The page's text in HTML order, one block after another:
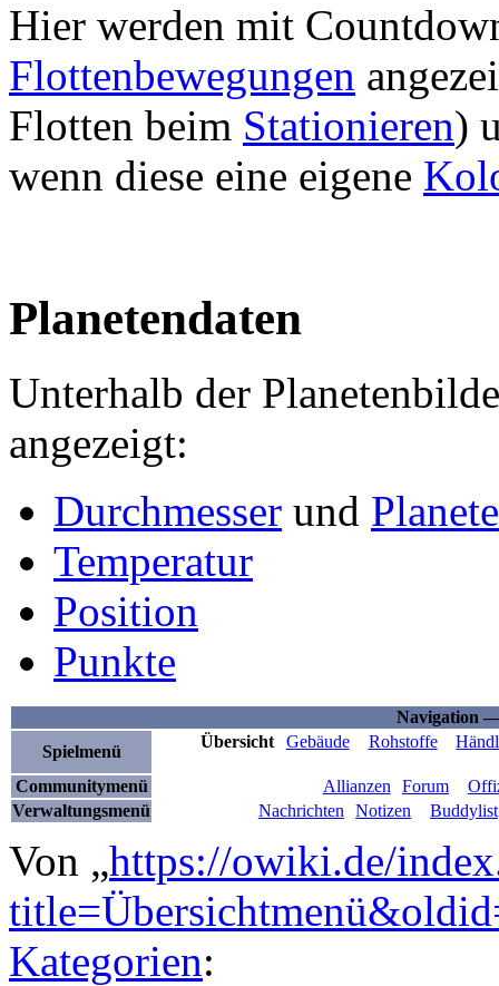
Hier werden mit
Flottenbewegungen
Flotten beim Stationieren)
wenn diese eine eigene
Planetendaten
Unterhalb der
angezeigt:
Durchmesser und
Temperatur
Position
Punkte
Navigation
Spielmenü
Übersicht Gebäude Rohstoffe
Communitymenü Allianzen Forum
Verwaltungsmenü
Nachrichten Notizen Buddylist
Von „https://owiki.de/
Kategorien: